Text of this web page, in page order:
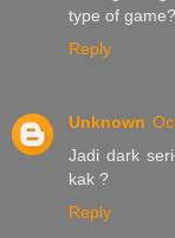
type of
Reply
Unknown
Jadi dark
kak ?
Reply